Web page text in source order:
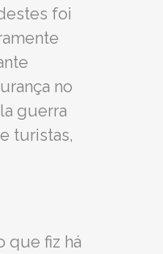
foi
no
guerra
turistas,
que fiz há